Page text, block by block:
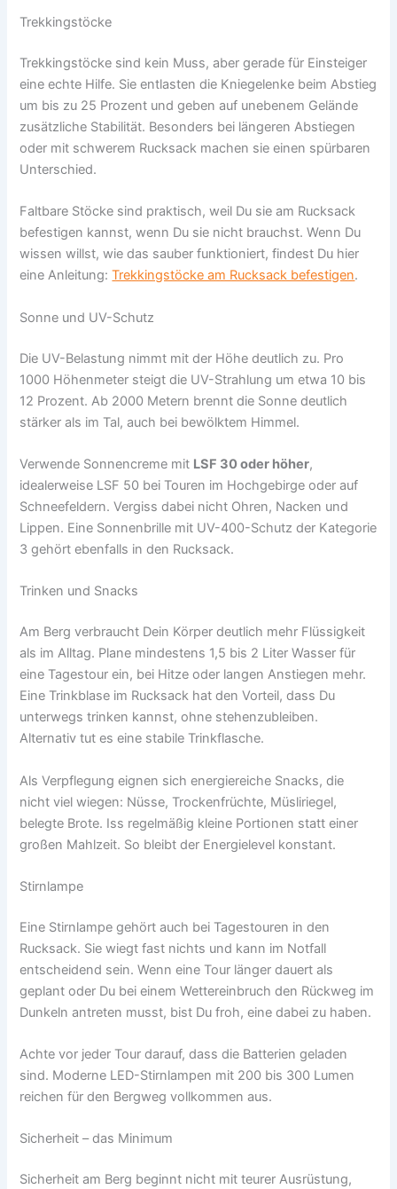
Trekkingstöcke
Trekkingstöcke sind kein Muss, aber gerade für Einsteiger
eine echte Hilfe. Sie entlasten die Kniegelenke beim Abstieg
um bis zu 25 Prozent und geben auf unebenem Gelände
zusätzliche Stabilität. Besonders bei längeren Abstiegen
oder mit schwerem Rucksack machen sie einen spürbaren
Unterschied.
Faltbare Stöcke sind praktisch, weil Du sie am Rucksack
befestigen kannst, wenn Du sie nicht brauchst. Wenn Du
wissen willst, wie das sauber funktioniert, findest Du hier
eine Anleitung:Trekkingstöcke am Rucksack befestigen.
Sonne und UV-Schutz
Die UV-Belastung nimmt mit der Höhe deutlich zu. Pro
1000 Höhenmeter steigt die UV-Strahlung um etwa 10 bis
12 Prozent. Ab 2000 Metern brennt die Sonne deutlich
stärker als im Tal, auch bei bewölktem Himmel.
Verwende Sonnencreme mit LSF 30 oder höher,
idealerweise LSF 50 bei Touren im Hochgebirge oder auf
Schneefeldern. Vergiss dabei nicht Ohren, Nacken und
Lippen. Eine Sonnenbrille mit UV-400-Schutz der Kategorie
3 gehört ebenfalls in den Rucksack.
Trinken und Snacks
Am Berg verbraucht Dein Körper deutlich mehr Flüssigkeit
als im Alltag. Plane mindestens 1,5 bis 2 Liter Wasser für
eine Tagestour ein, bei Hitze oder langen Anstiegen mehr.
Eine Trinkblase im Rucksack hat den Vorteil, dass Du
unterwegs trinken kannst, ohne stehenzubleiben.
Alternativ tut es eine stabile Trinkflasche.
Als Verpflegung eignen sich energiereiche Snacks, die
nicht viel wiegen: Nüsse, Trockenfrüchte, Müsliriegel,
belegte Brote. Iss regelmäßig kleine Portionen statt einer
großen Mahlzeit. So bleibt der Energielevel konstant.
Stirnlampe
Eine Stirnlampe gehört auch bei Tagestouren in den
Rucksack. Sie wiegt fast nichts und kann im Notfall
entscheidend sein. Wenn eine Tour länger dauert als
geplant oder Du bei einem Wettereinbruch den Rückweg im
Dunkeln antreten musst, bist Du froh, eine dabei zu haben.
Achte vor jeder Tour darauf, dass die Batterien geladen
sind. Moderne LED-Stirnlampen mit 200 bis 300 Lumen
reichen für den Bergweg vollkommen aus.
Sicherheit – das Minimum
Sicherheit am Berg beginnt nicht mit teurer Ausrüstung,